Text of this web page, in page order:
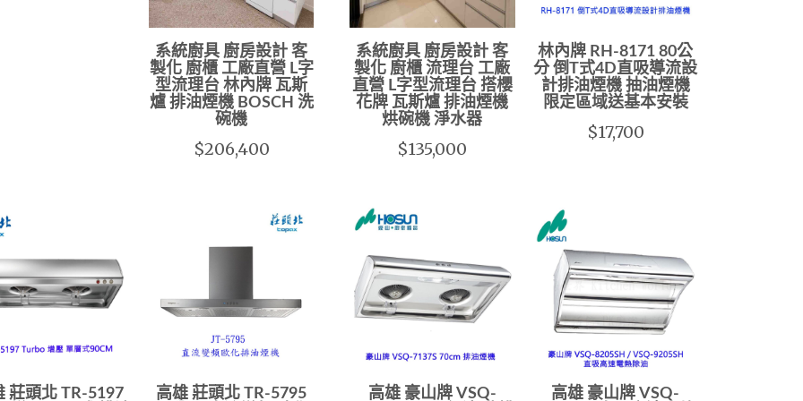
系統廚具 廚房設計 客
製化 廚櫃 工廠直營 L字
型流理台 林內牌 瓦斯
爐 排油煙機 BOSCH 洗
碗機
$206,400
系統廚具 廚房設計 客
製化 廚櫃 流理台 工廠
直營 L字型流理台 搭櫻
花牌 瓦斯爐 排油煙機
烘碗機 淨水器
$135,000
林內牌 RH-8171 80公
分 倒T式4D直吸導流設
計排油煙機 抽油煙機
限定區域送基本安裝
$17,700
莊頭北 TR-5197 高雄 莊頭北 TR-5795 高雄 豪山牌 VSQ- 高雄 豪山牌 VSQ-